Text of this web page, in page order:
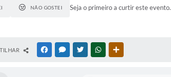
NÃO GOSTEI Seja o primeiro a curtir este evento.
FACEBOOKMESSENGER
TWITTERWHATSAPP